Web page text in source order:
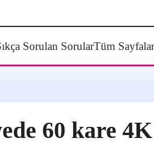
Sorulan SorularTüm Sayfalar
60 kare